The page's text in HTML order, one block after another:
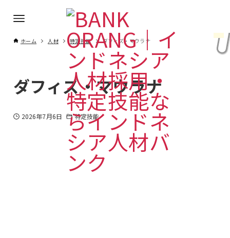
ホーム 人材 特定技能 ダフィズ・マウラナ
ダフィズ・マウラナ
2026年7月6日 特定技能